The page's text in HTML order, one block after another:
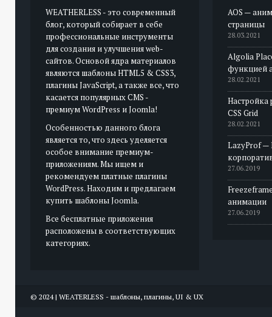
WEATHERLESS - это современный
блог, который собирает в себе
профессиональные инструменты
для создания и улучшения web-
сайтов. Основой ядра материалов
являются шаблоны HTML5 & CSS3,
плагины JavaScript, а также все, что
касается популярных CMS -
премиум WordPress и Joomla!
Особенностью данного блога
является то, что здесь уделяется
особое внимание премиум-
приложениям. Мы ищем и
рекомендуем платные плагины
WordPress. Находим и предлагаем
купить шаблоны Joomla.
Все бесплатные приложения
расположены в соответствующих
категориях.
AOS —
страницы
28.03.2021
Algolia
функцией
28.02.2021
Настройка
CSS Grid
28.02.2021
LazyProf —
27.06.2019
анимации
27.06.2019
© 2024 | WEATERLESS - шаблоны, плагины, UI & UX